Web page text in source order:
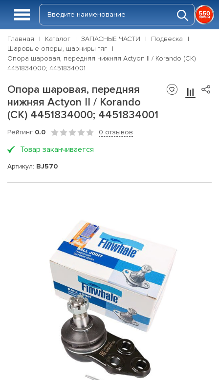
Главная Каталог ЗАПАСНЫЕ ЧАСТИ
Подвеска
Шаровые опоры, шарниры тяг
Опора шаровая, передняя нижняя Actyon II / Korando (CK)
4451834000; 4451834001
Опора шаровая, передняя
нижняя Actyon II / Korando
(CK) 4451834000; 4451834001
Рейтинг 0.0 0 отзывов
Товар заканчивается
Артикул: BJ570